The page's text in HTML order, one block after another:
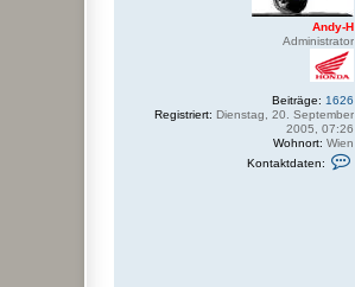
Andy-H
Administrator
Beiträge: 1626
Registriert: Dienstag, 20. September
2005, 07:26
Wohnort: Wien
Kontaktdaten: